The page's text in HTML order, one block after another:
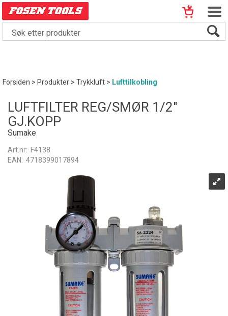
Forsiden>Produkter>Trykkluft> Lufttilkobling
LUFTFILTER REG/SMØR 1/2"
GJ.KOPP
Sumake
Art.nr: F4138
EAN: 4718399017894